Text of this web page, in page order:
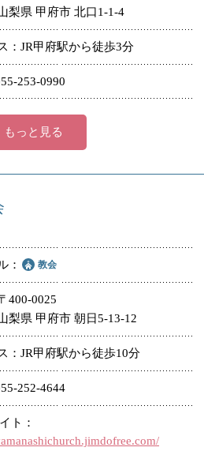
梨県 甲府市 北口1-1-4
JR甲府駅から徒歩3分
253-0990
もっと見る
教会
400-0025
梨県 甲府市 朝日5-13-12
JR甲府駅から徒歩10分
252-4644
ト